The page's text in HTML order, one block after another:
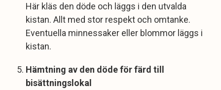
Här kläs den döde och läggs i den utvalda
kistan. Allt med stor respekt och omtanke.
Eventuella minnessaker eller blommor läggs i
kistan.
Hämtning av den döde för färd till
bisättningslokal